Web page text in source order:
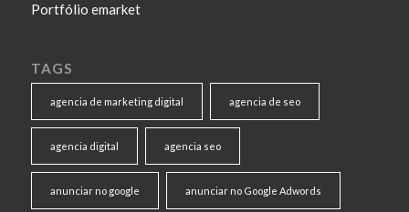
Portfólio emarket
TAGS
agencia de marketing digital agencia de seo
agencia digital agencia seo
anunciar no google anunciar no Google Adwords